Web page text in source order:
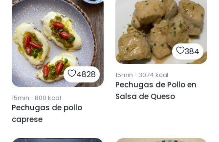
4828
15min · 800 kcal
Pechugas de pollo
caprese
384
15min · 3074 kcal
Pechugas de Pollo en
Salsa de Queso